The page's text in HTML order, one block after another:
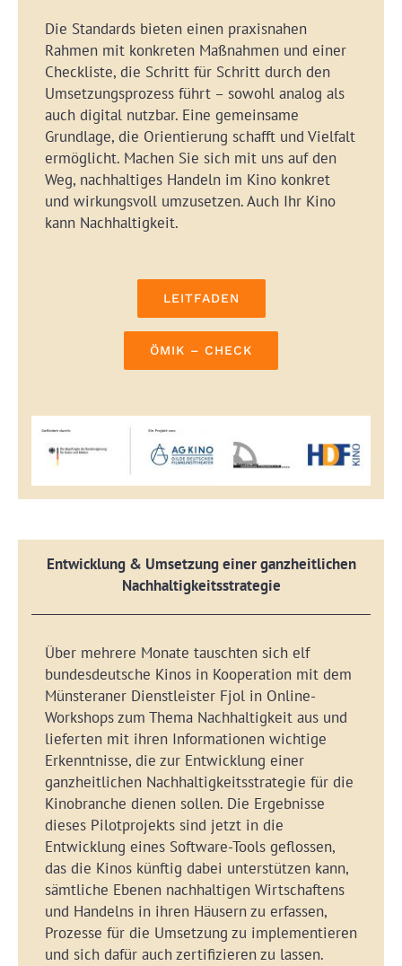
Die Standards bieten einen praxisnahen
Rahmen mit konkreten Maßnahmen und einer
Checkliste, die Schritt für Schritt durch den
Umsetzungsprozess führt – sowohl analog als
auch digital nutzbar. Eine gemeinsame
Grundlage, die Orientierung schafft und Vielfalt
ermöglicht. Machen Sie sich mit uns auf den
Weg, nachhaltiges Handeln im Kino konkret
und wirkungsvoll umzusetzen. Auch Ihr Kino
kann Nachhaltigkeit.
LEITFADEN
ÖMIK – CHECK
Entwicklung & Umsetzung einer ganzheitlichen
Nachhaltigkeitsstrategie
Über mehrere Monate tauschten sich elf
bundesdeutsche Kinos in Kooperation mit dem
Münsteraner Dienstleister Fjol in Online-
Workshops zum Thema Nachhaltigkeit aus und
lieferten mit ihren Informationen wichtige
Erkenntnisse, die zur Entwicklung einer
ganzheitlichen Nachhaltigkeitsstrategie für die
Kinobranche dienen sollen. Die Ergebnisse
dieses Pilotprojekts sind jetzt in die
Entwicklung eines Software-Tools geflossen,
das die Kinos künftig dabei unterstützen kann,
sämtliche Ebenen nachhaltigen Wirtschaftens
und Handelns in ihren Häusern zu erfassen,
Prozesse für die Umsetzung zu implementieren
und sich dafür auch zertifizieren zu lassen.